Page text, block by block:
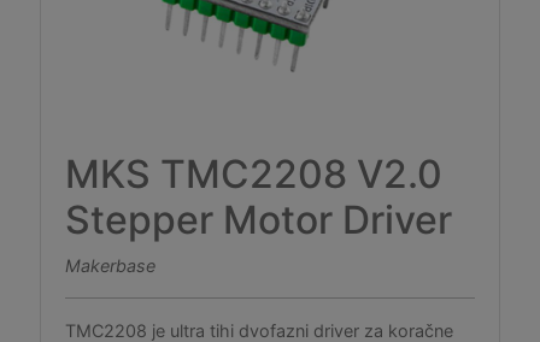
MKS TMC2208 V2.0
Stepper Motor Driver
Makerbase
TMC2208 je ultra tihi dvofazni driver za koračne